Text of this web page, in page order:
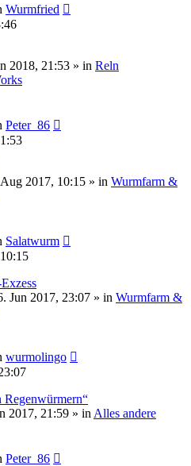
Wurmfried
2018, 21:53 » in Reln
Peter_86
2017, 10:15 » in Wurmfarm &
Salatwurm
Jun 2017, 23:07 » in Wurmfarm &
wurmolingo
2017, 21:59 » in Alles andere
Peter_86